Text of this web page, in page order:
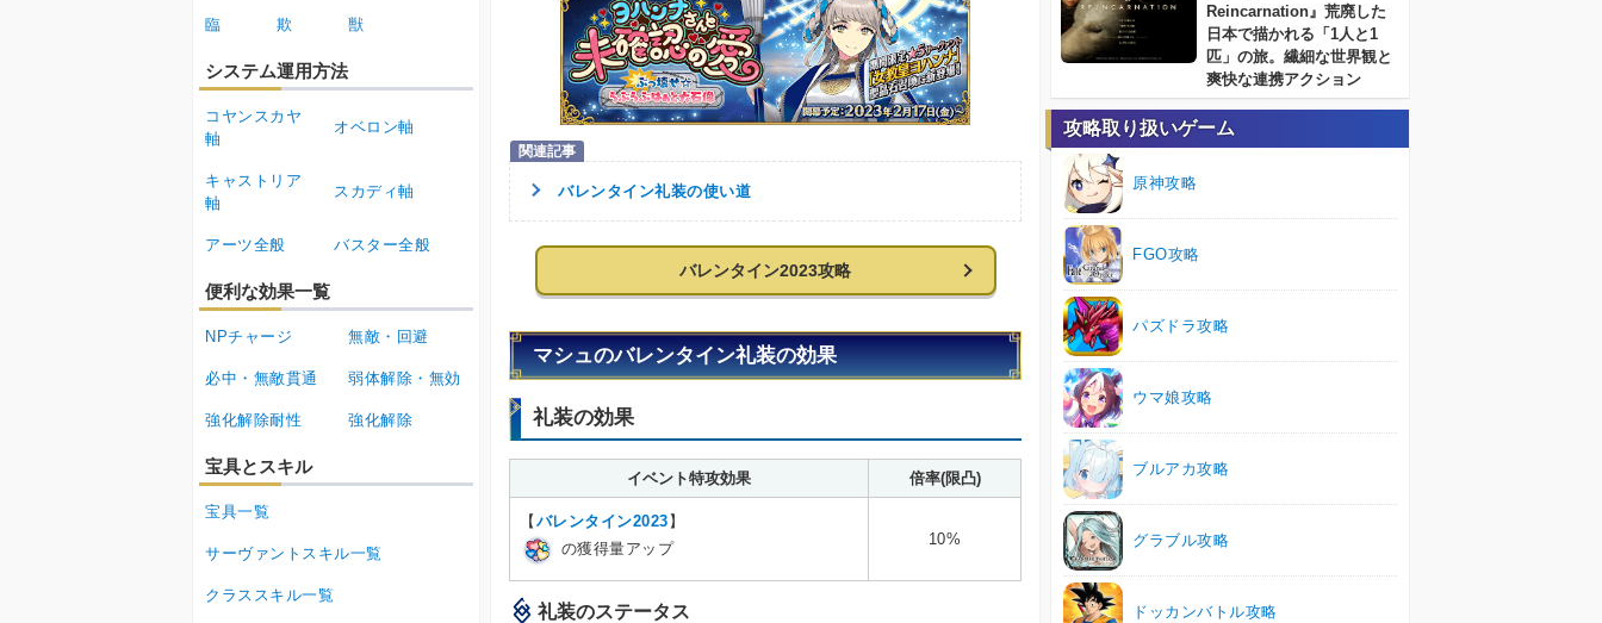
バレンタイン礼装の使い道
バレンタイン2023攻略
マシュのバレンタイン礼装の効果
礼装の効果
イベント特攻効果 倍率(限凸)
【 バレンタイン2023 】
の獲得量アップ
10%
礼装のステータス
Reincarnation』荒廃した
日本で描かれる「1人と1
匹」の旅。繊細な世界観と
爽快な連携アクション
攻略取り扱いゲーム
原神攻略
FGO攻略
パズドラ攻略
ウマ娘攻略
ブルアカ攻略
グラブル攻略
ドッカンバトル攻略
臨 欺 獣
システム運用方法
コヤンスカヤ
軸
オベロン軸
キャストリア
軸
スカディ軸
アーツ全般 バスター全般
便利な効果一覧
NPチャージ 無敵・回避
必中・無敵貫通 弱体解除・無効
強化解除耐性 強化解除
宝具とスキル
宝具一覧
サーヴァントスキル一覧
クラススキル一覧